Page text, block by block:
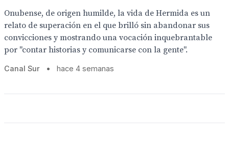
Onubense, de origen humilde, la vida de Hermida es un
relato de superación en el que brilló sin abandonar sus
convicciones y mostrando una vocación inquebrantable
por "contar historias y comunicarse con la gente".
Canal Sur • hace 4 semanas